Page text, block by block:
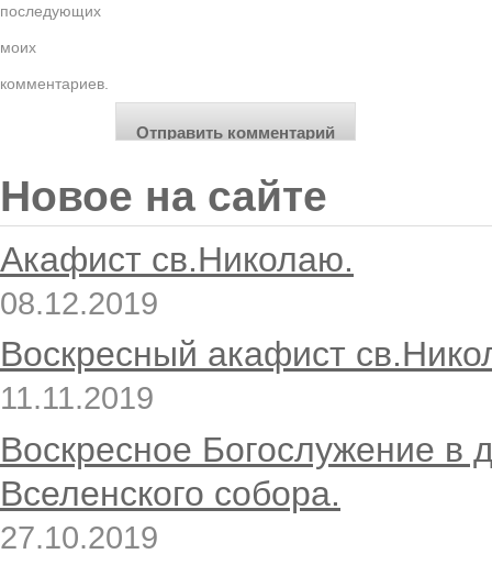
последующих
моих
комментариев.
Новое на сайте
Акафист св.Николаю.
08.12.2019
Воскресный акафист
11.11.2019
Воскресное Богослужение в
Вселенского собора.
27.10.2019